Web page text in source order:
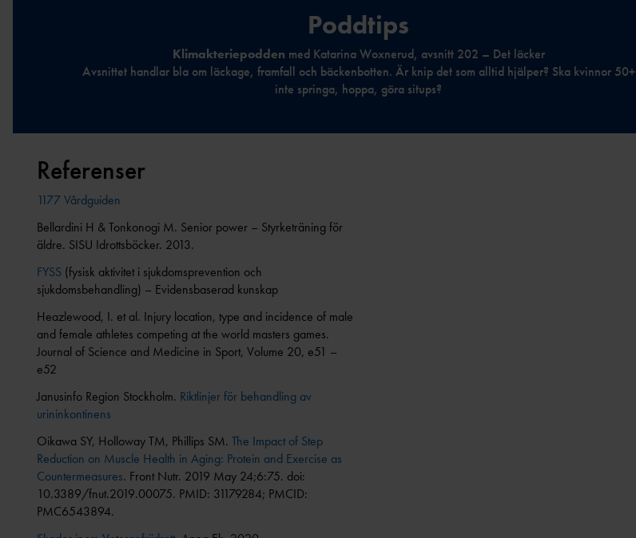
Poddtips
Klimakteriepodden med Katarina Woxnerud, avsnitt 202 – Det läcker
Avsnittet handlar bla om läckage, framfall och bäckenbotten. Är knip det som alltid hjälper? Ska kvinnor 50+
inte springa, hoppa, göra situps?
Referenser
1177 Vårdguiden
Bellardini H & Tonkonogi M. Senior power – Styrketräning för
äldre. SISU Idrottsböcker. 2013.
FYSS (fysisk aktivitet i sjukdomsprevention och
sjukdomsbehandling) – Evidensbaserad kunskap
Heazlewood, I. et al. Injury location, type and incidence of male
and female athletes competing at the world masters games.
Journal of Science and Medicine in Sport, Volume 20, e51 –
e52
Janusinfo Region Stockholm. Riktlinjer för behandling av
urininkontinens
Oikawa SY, Holloway TM, Phillips SM. The Impact of Step
Reduction on Muscle Health in Aging: Protein and Exercise as
Countermeasures. Front Nutr. 2019 May 24;6:75. doi:
10.3389/fnut.2019.00075. PMID: 31179284; PMCID:
PMC6543894.